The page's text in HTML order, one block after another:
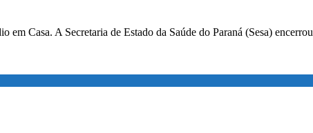
Casa. A Secretaria de Estado da Saúde do Paraná (Sesa)